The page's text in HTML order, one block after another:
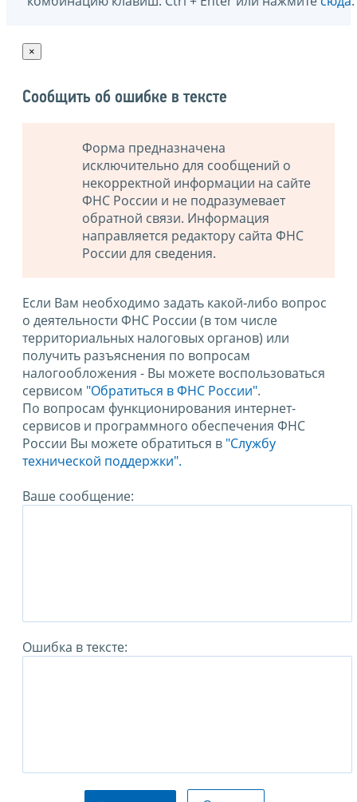
×
Сообщить об ошибке в тексте
Форма предназначена
исключительно для сообщений о
некорректной информации на сайте
ФНС России и не подразумевает
обратной связи. Информация
направляется редактору сайта ФНС
России для сведения.
Если Вам необходимо задать какой-либо вопрос
о деятельности ФНС России (в том числе
территориальных налоговых органов) или
получить разъяснения по вопросам
налогообложения - Вы можете воспользоваться
сервисом "Обратиться в ФНС России".
По вопросам функционирования интернет-
сервисов и программного обеспечения ФНС
России Вы можете обратиться в "Службу
технической поддержки".
Ваше сообщение:
Ошибка в тексте: